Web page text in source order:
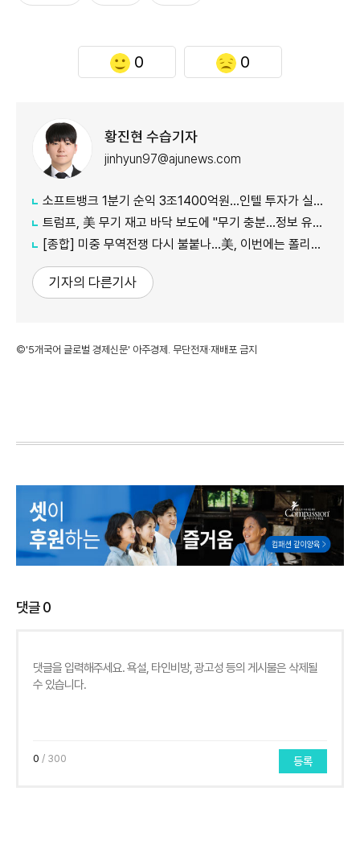
0 0
황진현 수습기자
jinhyun97@ajunews.com
소프트뱅크 1분기 순익 3조1400억원…인텔 투자가 실적 견인
트럼프, 美 무기 재고 바닥 보도에 "무기 충분…정보 유출자에 장기형"
[종합] 미중 무역전쟁 다시 불붙나…美, 이번에는 폴리실리콘 관세 15% 추진
기자의 다른기사
©'5개국어 글로벌 경제신문' 아주경제. 무단전재·재배포 금지
댓글0
0 / 300 등록